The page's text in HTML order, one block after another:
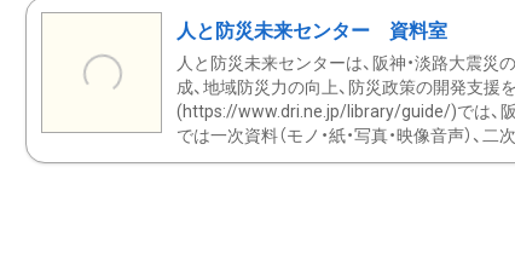
人と防災未来センター 資料室
人と防災未来センターは、阪神・淡路大震
成、地域防災力の向上、防災政策の開発支
(https://www.dri.ne.jp/library/guide/)では、阪
では一次資料（モノ・紙・写真・映像音声）、二